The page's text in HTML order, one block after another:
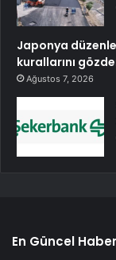
Japonya
kurallarını
Ağustos 7, 2026
En Güncel